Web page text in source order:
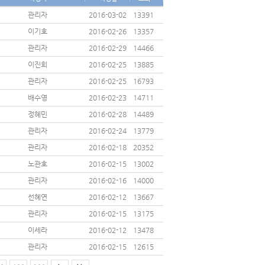
관리자 2016-03-02
13391
이기호 2016-02-26
13357
관리자 2016-02-29
14466
이진희 2016-02-25
13885
관리자 2016-02-25
16793
배수영 2016-02-23
14711
정혜민 2016-02-28
14489
관리자 2016-02-24
13779
관리자 2016-02-18
20352
노관호 2016-02-15
13002
관리자 2016-02-16
14000
선혜연 2016-02-12
13667
관리자 2016-02-15
13175
이세라 2016-02-12
13478
관리자 2016-02-15 12615